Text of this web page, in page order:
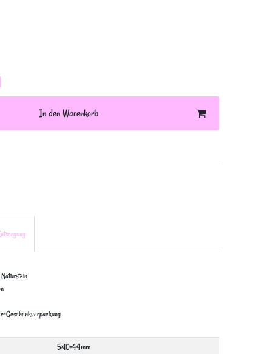
In den Warenkorb
Geschenkverpackung
5×10×44mm